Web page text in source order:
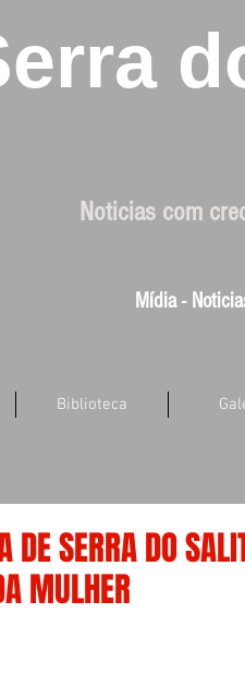
Noticias com
Mídia -
Biblioteca
DE SERRA DO
MULHER